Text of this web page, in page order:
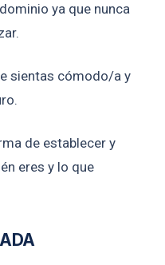
ya que nunca
sientas cómodo/a y
de establecer y
eres y lo que